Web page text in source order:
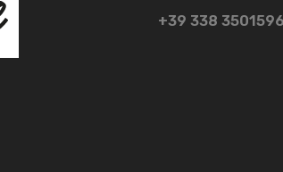
+39 ‭338 3501596‬